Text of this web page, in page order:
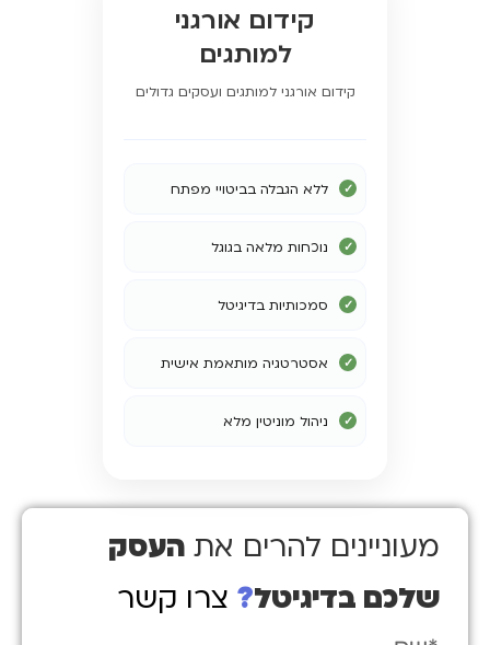
קידום אורגני
למותגים
קידום אורגני למותגים ועסקים גדולים
ללא הגבלה בביטויי מפתח
נוכחות מלאה בגוגל
סמכותיות בדיגיטל
אסטרטגיה מותאמת אישית
ניהול מוניטין מלא
מעוניינים להרים את העסק
שלכם בדיגיטל? צרו קשר